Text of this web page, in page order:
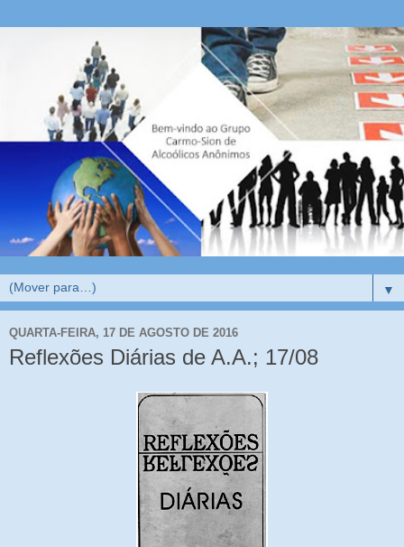
▼
QUARTA-FEIRA, 17 DE AGOSTO DE 2016
Reflexões Diárias de A.A.; 17/08